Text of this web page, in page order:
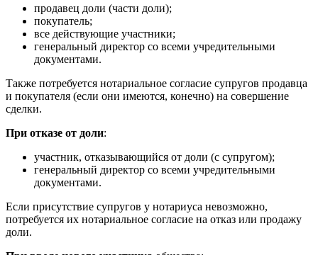
продавец доли (части доли);
покупатель;
все действующие участники;
генеральный директор со всеми учредительными
документами.
Также потребуется нотариальное согласие супругов продавца
и покупателя (если они имеются, конечно) на совершение
сделки.
При отказе от доли:
участник, отказывающийся от доли (с супругом);
генеральный директор со всеми учредительными
документами.
Если присутствие супругов у нотариуса невозможно,
потребуется их нотариальное согласие на отказ или продажу
доли.